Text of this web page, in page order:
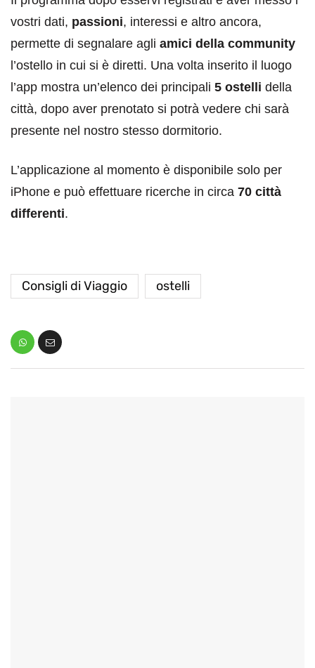
vostri dati, passioni, interessi e altro ancora,
permette di segnalare agli amici della community
l’ostello in cui si è diretti. Una volta inserito il luogo
l’app mostra un’elenco dei principali 5 ostelli della
città, dopo aver prenotato si potrà vedere chi sarà
presente nel nostro stesso dormitorio.
L’applicazione al momento è disponibile solo per
iPhone e può effettuare ricerche in circa 70 città
differenti.
Consigli di Viaggio ostelli